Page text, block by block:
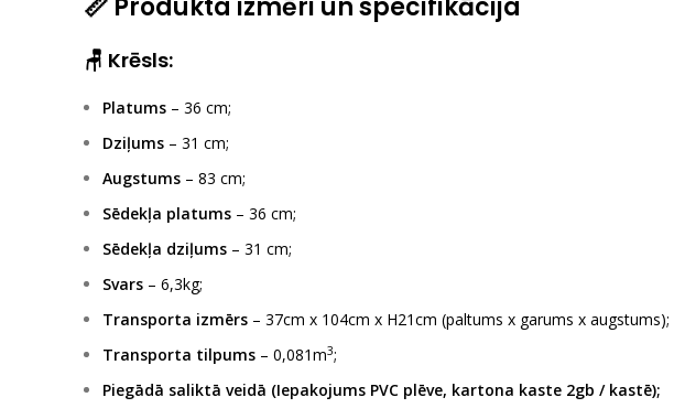
📏 Produkta izmēri un specifikācija
🪑 Krēsls:
Platums – 36 cm;
Dziļums – 31 cm;
Augstums – 83 cm;
Sēdekļa platums – 36 cm;
Sēdekļa dziļums – 31 cm;
Svars – 6,3kg;
Transporta izmērs – 37cm x 104cm x H21cm (paltums x garums x augstums);
Transporta tilpums – 0,081m3;
Piegādā saliktā veidā (Iepakojums PVC plēve, kartona kaste 2gb / kastē);